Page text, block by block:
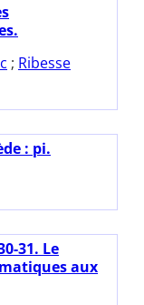
; Ribesse
: pi.
31. Le
aux